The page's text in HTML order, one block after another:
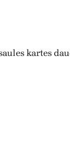
kartes